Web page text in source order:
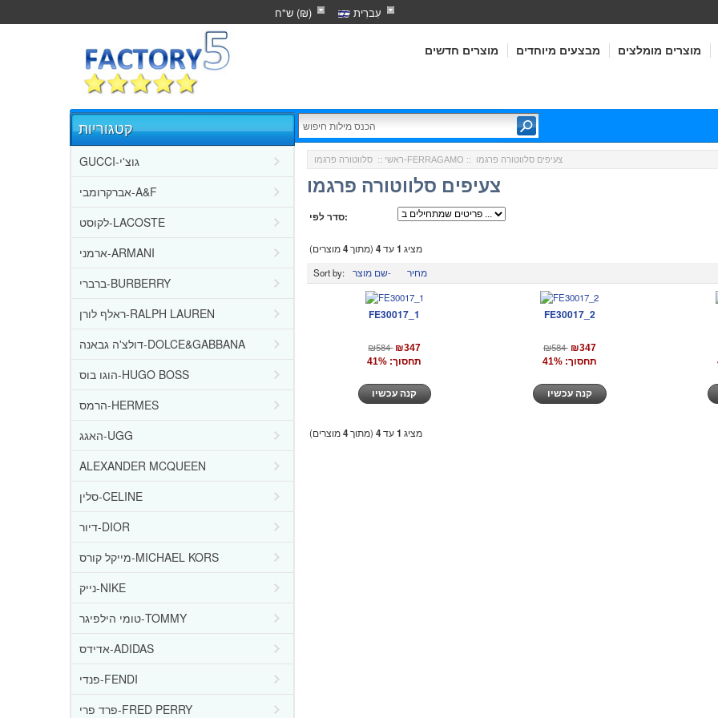
עִברִית ש"ח (₪)
מוצרים חדשים מבצעים מיוחדים מוצרים מומלצים
קטגוריות
GUCCI-גוצ'י
אברקרומבי-A&F
לקוסט-LACOSTE
ארמני-ARMANI
ברברי-BURBERRY
ראלף לורן-RALPH LAUREN
דולצ'ה גבאנה-DOLCE&GABBANA
הוגו בוס-HUGO BOSS
הרמס-HERMES
האגג-UGG
ALEXANDER MCQUEEN
סלין-CELINE
דיור-DIOR
מייקל קורס-MICHAEL KORS
נייק-NIKE
טומי הילפיגר-TOMMY
אדידס-ADIDAS
פנדי-FENDI
פרד פרי-FRED PERRY
ראשי :: סלווטורה פרגמו-FERRAGAMO :: צעיפים סלווטורה פרגמו
צעיפים סלווטורה פרגמו
סדר לפי:
מציג 1עד4(מתוך4מוצרים)
Sort by:
שם מוצר- מחיר
FE30017_1
₪584 ₪347
תחסוך: 41%
FE30017_2
₪584 ₪347
תחסוך: 41%
קנה עכשיו
מציג 1עד4(מתוך4מוצרים)